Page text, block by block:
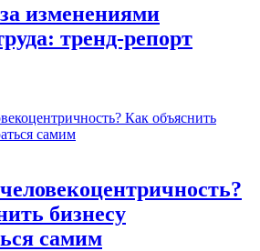
изменениями
тренд-репорт
бизнесу
самим